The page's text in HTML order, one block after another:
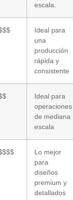
escala.
Ideal para
una
producción
rápida y
consistente
Ideal para
operaciones
de mediana
escala
Lo mejor
para
diseños
premium y
detallados